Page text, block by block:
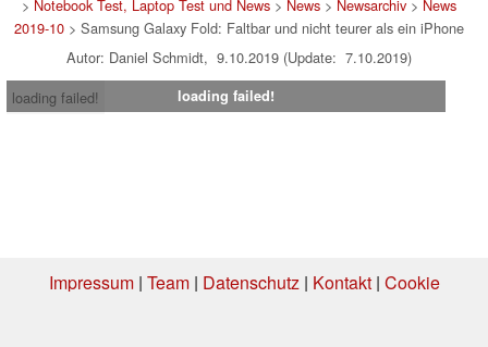
> Notebook Test, Laptop Test und News> News> Newsarchiv> News
2019-10> Samsung Galaxy Fold: Faltbar und nicht teurer als ein iPhone
Autor: Daniel Schmidt, 9.10.2019 (Update: 7.10.2019)
loading failed!
loading failed!
Impressum| Team| Datenschutz| Kontakt| Cookie